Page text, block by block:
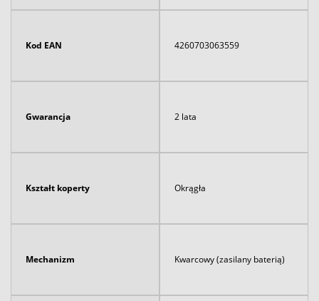
Kod EAN 4260703063559
Gwarancja 2 lata
Kształt koperty Okrągła
Mechanizm Kwarcowy (zasilany baterią)